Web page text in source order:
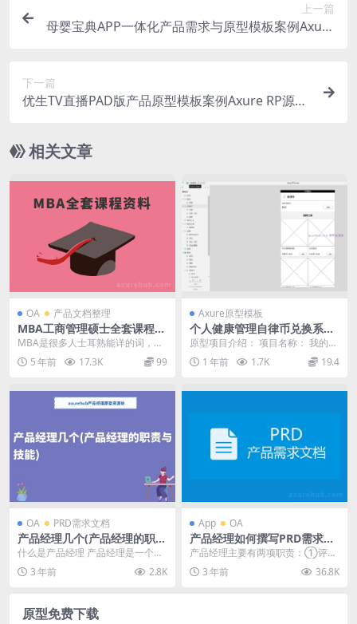
上一篇
母婴宝典APP一体化产品需求与原型模板案例Axure
下一篇
优生TV直播PAD版产品原型模板案例Axure RP源文
相关文章
OA 产品文档整理
MBA工商管理硕士全套课程资
料 (文件大小413M)
MBA是很多人士耳熟能详的词，听
着很高大上，实际也很牛。 MBA全
称工商管理硕士...
5 年前 17.3K 99
Axure原型模板
个人健康管理自律币兑换系统
Axure原型模板
原型项目介绍： 项目名称： 我的订
单管理应用 原型介绍： 这是一个订
单管理应用的...
1 年前 1.7K 19.4
OA PRD需求文档
产品经理几个(产品经理的职责
与技能)
什么是产品经理 产品经理是一个负
责产品开发和管理的职位，需要与
研发、设计、市场等...
3 年前 2.8K
App OA
产品经理如何撰写PRD需求文
档（规范入门篇）
产品经理主要有两项职责：①评估
产品机会 ② 定义要开发的产品；
前者我们在上篇的...
3 年前 36.8K
原型免费下载